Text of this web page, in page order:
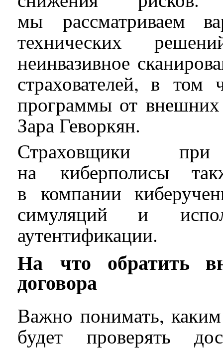
мы рассматриваем
технических
неинвазивное
страхователей, в том
программы от внешних
Зара Геворкян.
Страховщики
на киберполисы
в компании
симуляций и
аутентификации.
На что обратить
договора
Важно понимать,
будет проверять